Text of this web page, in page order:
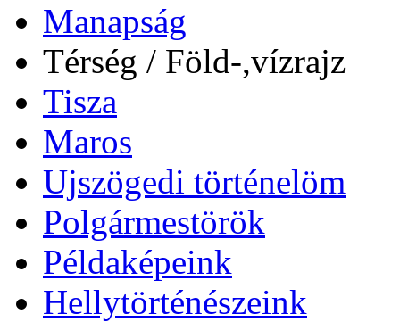
Manapság
Térség / Föld-,vízrajz
Tisza
Maros
Ujszögedi történelöm
Polgármestörök
Példaképeink
Hellytörténészeink